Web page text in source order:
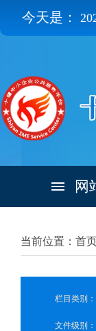
今天是：
网
当前位置：首
栏目类别：
文件级别：